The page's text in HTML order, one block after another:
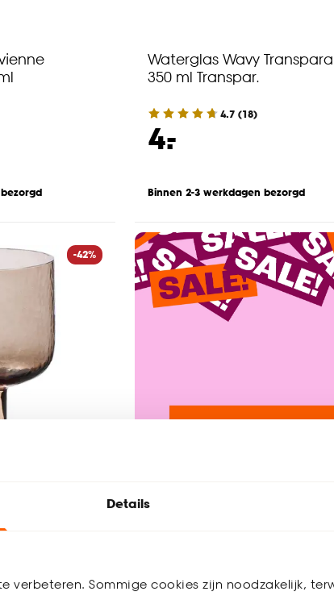
Details
verbeteren. Sommige cookies zijn noodzakelijk,
Waterglas Wavy
350 ml Transpar.
4.7 (18)
4.
-
Binnen 2-3 werkdagen bezorgd
-42%
Bruin